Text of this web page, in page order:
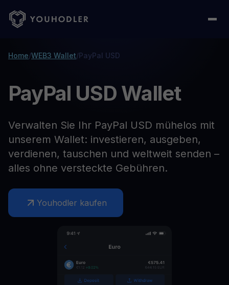
Home/WEB3 Wallet/PayPal USD
PayPal USD Wallet
Verwalten Sie Ihr PayPal USD mühelos mit
unserem Wallet: investieren, ausgeben,
verdienen, tauschen und weltweit senden –
alles ohne versteckte Gebühren.
Youhodler kaufen